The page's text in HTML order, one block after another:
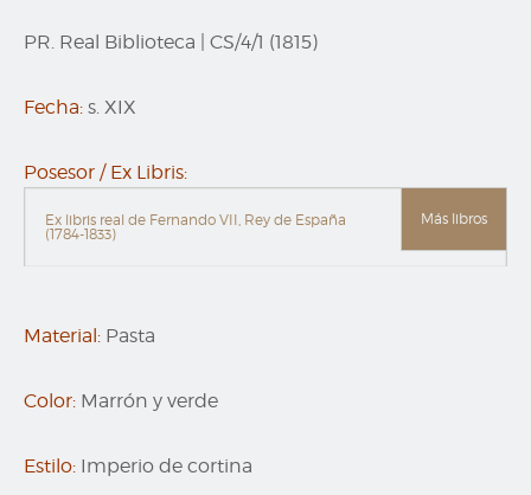
PR. Real Biblioteca CS/4/1 (1815)
Fecha: s. XIX
Posesor / Ex Libris:
Ex libris real de Fernando VII, Rey de España
(1784-1833)
Más libros
Material: Pasta
Color: Marrón y verde
Estilo: Imperio de cortina